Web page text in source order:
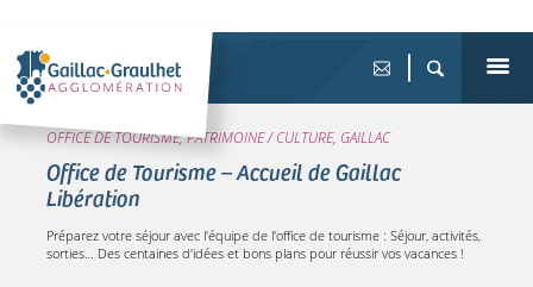
OFFICE DE TOURISME, PATRIMOINE / CULTURE, GAILLAC
Office de Tourisme – Accueil de Gaillac
Libération
Préparez votre séjour avec l'équipe de l'office de tourisme : Séjour, activités,
sorties… Des centaines d'idées et bons plans pour réussir vos vacances !